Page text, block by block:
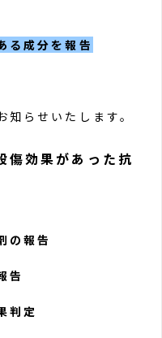
る成分を報告
らせいたします。
傷効果があった抗
の報告
告
判定